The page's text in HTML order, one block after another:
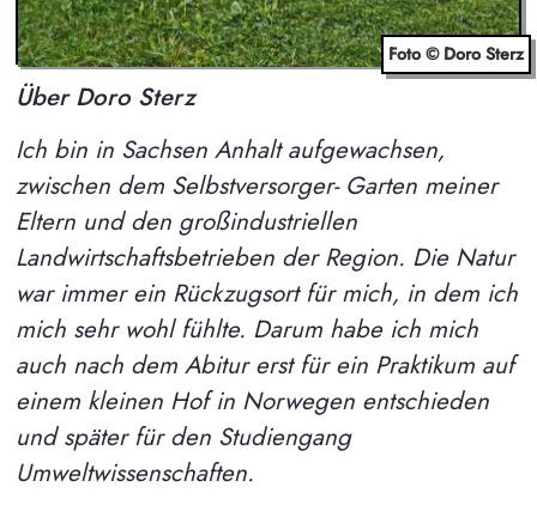
Foto © Doro Sterz
Über Doro Sterz
Ich bin in Sachsen Anhalt aufgewachsen,
zwischen dem Selbstversorger- Garten meiner
Eltern und den großindustriellen
Landwirtschaftsbetrieben der Region. Die Natur
war immer ein Rückzugsort für mich, in dem ich
mich sehr wohl fühlte. Darum habe ich mich
auch nach dem Abitur erst für ein Praktikum auf
einem kleinen Hof in Norwegen entschieden
und später für den Studiengang
Umweltwissenschaften.